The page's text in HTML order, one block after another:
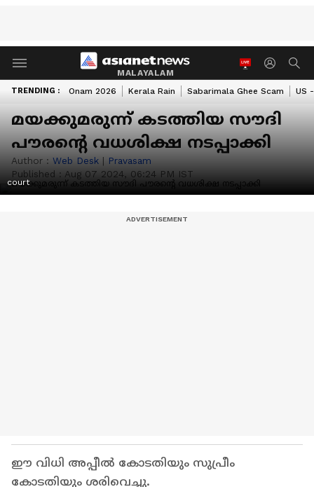
MALAYALAM
TRENDING : Onam 2026 Kerala Rain Sabarimala Ghee Scam US
മയക്കുമരുന്ന് കടത്തിയ സൗദി
പൗരന്‍റെ വധശിക്ഷ നടപ്പാക്കി
Author : Web Desk | Pravasam
Published : Aug 07 2024, 06:24 PM IST
court
ഈ വിധി അപ്പീൽ കോടതിയും സുപ്രീം
കോടതിയും ശരിവെച്ചു.